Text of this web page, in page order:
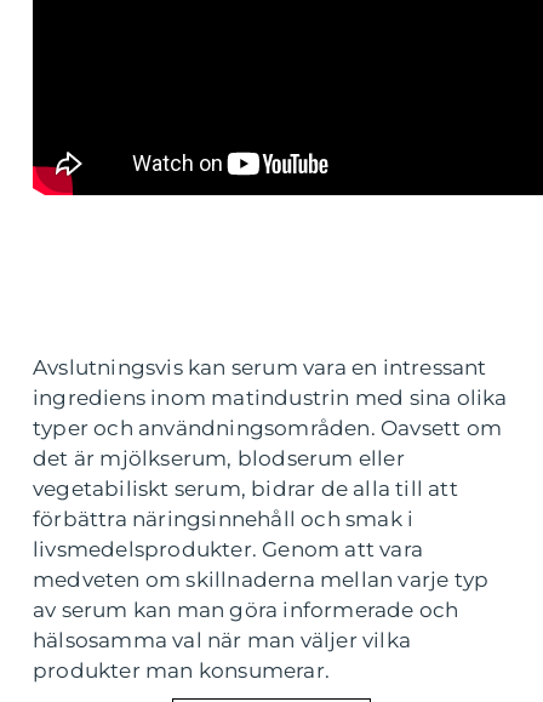
Avslutningsvis kan serum vara en intressant
ingrediens inom matindustrin med sina olika
typer och användningsområden. Oavsett om
det är mjölkserum, blodserum eller
vegetabiliskt serum, bidrar de alla till att
förbättra näringsinnehåll och smak i
livsmedelsprodukter. Genom att vara
medveten om skillnaderna mellan varje typ
av serum kan man göra informerade och
hälsosamma val när man väljer vilka
produkter man konsumerar.